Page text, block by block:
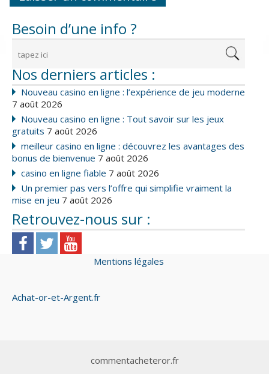
Besoin d’une info ?
Nos derniers articles :
Nouveau casino en ligne : l’expérience de jeu moderne
7 août 2026
Nouveau casino en ligne : Tout savoir sur les jeux
gratuits 7 août 2026
meilleur casino en ligne : découvrez les avantages des
bonus de bienvenue 7 août 2026
casino en ligne fiable 7 août 2026
Un premier pas vers l’offre qui simplifie vraiment la
mise en jeu 7 août 2026
Retrouvez-nous sur :
Mentions légales
Achat-or-et-Argent.fr
commentacheteror.fr